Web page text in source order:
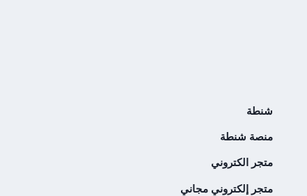
شنطة
منصة شنطة
متجر الكتروني
متجر إلكتروني مجاني